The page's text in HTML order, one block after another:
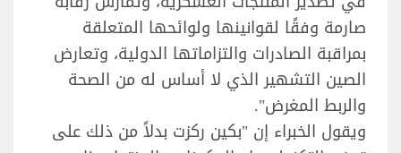
صارمة وفقًا لقوانينها ولوائحها المتعلقة
بمراقبة الصادرات والتزاماتها الدولية، وتعارض
الصين التشهير الذي لا أساس له من الصحة
والربط المغرض".
ويقول الخبراء إن "بكين ركزت بدلاً من ذلك على